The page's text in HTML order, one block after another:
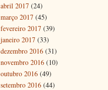
abril 2017 (24)
março 2017 (45)
fevereiro 2017 (39)
janeiro 2017 (33)
dezembro 2016 (31)
novembro 2016 (10)
outubro 2016 (49)
setembro 2016 (44)